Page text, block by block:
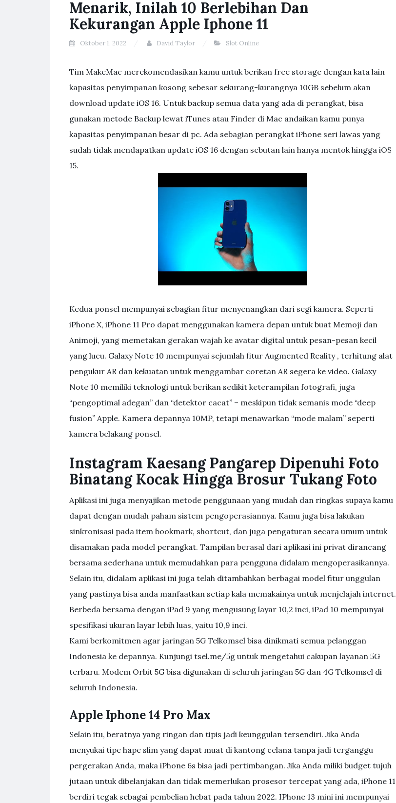
Menarik, Inilah 10 Berlebihan Dan
Kekurangan Apple Iphone 11
Oktober 1, 2022 David Taylor Slot Online
Tim MakeMac merekomendasikan kamu untuk berikan free storage dengan kata lain
kapasitas penyimpanan kosong sebesar sekurang-kurangnya 10GB sebelum akan
download update iOS 16. Untuk backup semua data yang ada di perangkat, bisa
gunakan metode Backup lewat iTunes atau Finder di Mac andaikan kamu punya
kapasitas penyimpanan besar di pc. Ada sebagian perangkat iPhone seri lawas yang
sudah tidak mendapatkan update iOS 16 dengan sebutan lain hanya mentok hingga iOS
15.
Kedua ponsel mempunyai sebagian fitur menyenangkan dari segi kamera. Seperti
iPhone X, iPhone 11 Pro dapat menggunakan kamera depan untuk buat Memoji dan
Animoji, yang memetakan gerakan wajah ke avatar digital untuk pesan-pesan kecil
yang lucu. Galaxy Note 10 mempunyai sejumlah fitur Augmented Reality , terhitung alat
pengukur AR dan kekuatan untuk menggambar coretan AR segera ke video. Galaxy
Note 10 memiliki teknologi untuk berikan sedikit keterampilan fotografi, juga
“pengoptimal adegan” dan “detektor cacat” – meskipun tidak semanis mode “deep
fusion” Apple. Kamera depannya 10MP, tetapi menawarkan “mode malam” seperti
kamera belakang ponsel.
Instagram Kaesang Pangarep Dipenuhi Foto
Binatang Kocak Hingga Brosur Tukang Foto
Aplikasi ini juga menyajikan metode penggunaan yang mudah dan ringkas supaya kamu
dapat dengan mudah paham sistem pengoperasiannya. Kamu juga bisa lakukan
sinkronisasi pada item bookmark, shortcut, dan juga pengaturan secara umum untuk
disamakan pada model perangkat. Tampilan berasal dari aplikasi ini privat dirancang
bersama sederhana untuk memudahkan para pengguna didalam mengoperasikannya.
Selain itu, didalam aplikasi ini juga telah ditambahkan berbagai model fitur unggulan
yang pastinya bisa anda manfaatkan setiap kala memakainya untuk menjelajah internet.
Berbeda bersama dengan iPad 9 yang mengusung layar 10,2 inci, iPad 10 mempunyai
spesifikasi ukuran layar lebih luas, yaitu 10,9 inci.
Kami berkomitmen agar jaringan 5G Telkomsel bisa dinikmati semua pelanggan
Indonesia ke depannya. Kunjungi tsel.me/5g untuk mengetahui cakupan layanan 5G
terbaru. Modem Orbit 5G bisa digunakan di seluruh jaringan 5G dan 4G Telkomsel di
seluruh Indonesia.
Apple Iphone 14 Pro Max
Selain itu, beratnya yang ringan dan tipis jadi keunggulan tersendiri. Jika Anda
menyukai tipe hape slim yang dapat muat di kantong celana tanpa jadi terganggu
pergerakan Anda, maka iPhone 6s bisa jadi pertimbangan. Jika Anda miliki budget tujuh
jutaan untuk dibelanjakan dan tidak memerlukan prosesor tercepat yang ada, iPhone 11
berdiri tegak sebagai pembelian hebat pada tahun 2022. IPhone 13 mini ini mempunyai